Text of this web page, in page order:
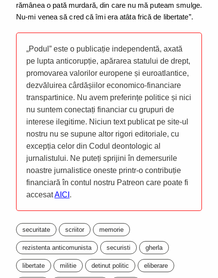
rămânea o pată murdară, din care nu mă puteam smulge.
Nu-mi venea să cred că îmi era atâta frică de libertate”.
„Podul” este o publicație independentă, axată
pe lupta anticorupție, apărarea statului de drept,
promovarea valorilor europene și euroatlantice,
dezvăluirea cârdășiilor economico-financiare
transpartinice. Nu avem preferințe politice și nici
nu suntem conectați financiar cu grupuri de
interese ilegitime. Niciun text publicat pe site-ul
nostru nu se supune altor rigori editoriale, cu
excepția celor din Codul deontologic al
jurnalistului. Ne puteți sprijini în demersurile
noastre jurnalistice oneste printr-o contribuție
financiară în contul nostru Patreon care poate fi
accesatAICI .
securitate scriitor memorie
rezistenta anticomunista securisti gherla
libertate militie detinut politic eliberare